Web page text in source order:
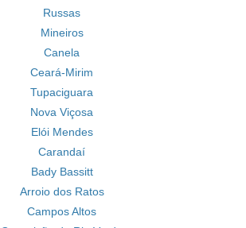
Russas
Mineiros
Canela
Ceará-Mirim
Tupaciguara
Nova Viçosa
Elói Mendes
Carandaí
Bady Bassitt
Arroio dos Ratos
Campos Altos